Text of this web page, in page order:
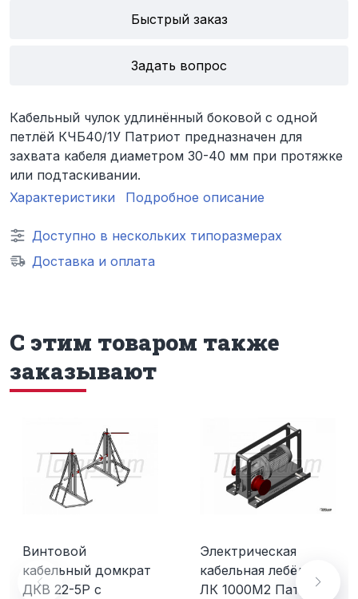
Быстрый заказ
Задать вопрос
Кабельный чулок удлинённый боковой с одной
петлёй КЧБ40/1У Патриот предназначен для
захвата кабеля диаметром 30-40 мм при протяжке
или подтаскивании.
Характеристики
Подробное описание
Доступно в нескольких типоразмерах
Доставка и оплата
С этим товаром также
заказывают
Винтовой
кабельный домкрат
ДКВ 22-5Р с
Электрическая
кабельная лебёдка
ЛК 1000М2 Патриот